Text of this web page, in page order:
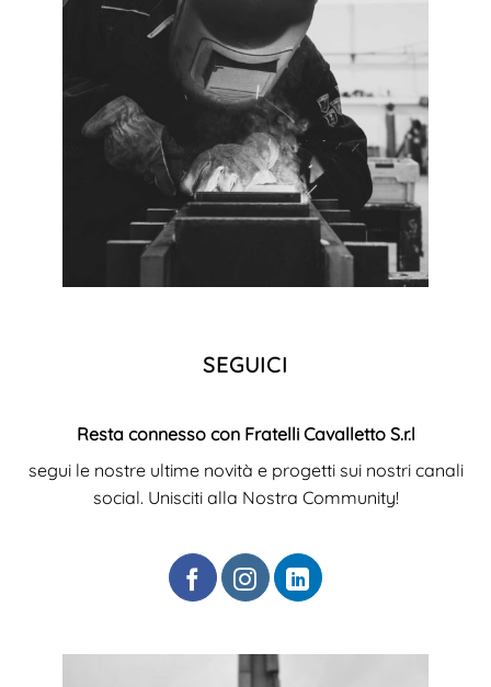
SEGUICI
Resta connesso con Fratelli Cavalletto S.r.l
segui le nostre ultime novità e progetti sui nostri canali
social. Unisciti alla Nostra Community!